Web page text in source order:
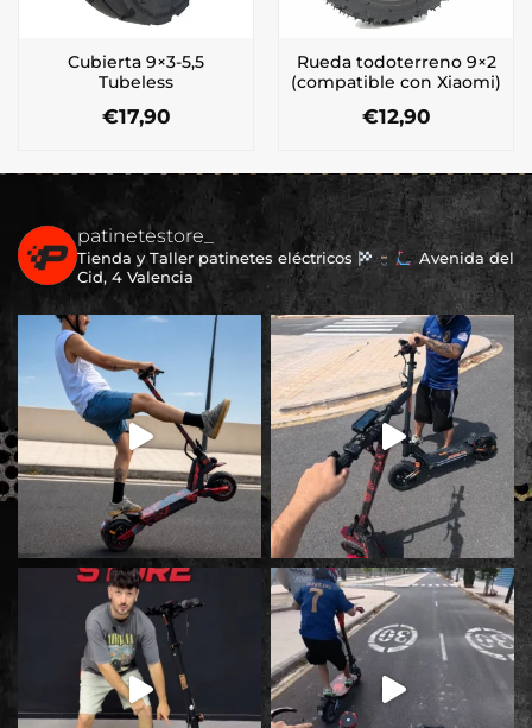
Cubierta 9×3-5,5
Tubeless
€17,90
Rueda todoterreno 9×2
(compatible con Xiaomi)
€12,90
patinetestore_
Tienda y Taller patinetes eléctricos
Avenida del
Cid, 4 Valencia